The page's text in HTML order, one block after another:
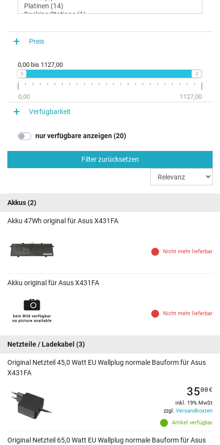
Preis
0,00 bis 1127,00
0,00 1127,00
Verfügbarkeit
nur verfügbare anzeigen (20)
Filter zurücksetzen
Akkus(2)
Akku 47Wh original für Asus X431FA
Nicht mehr lieferbar
Akku original für Asus X431FA
Nicht mehr lieferbar
Netzteile / Ladekabel (3)
Original Netzteil 45,0 Watt EU Wallplug normale Bauform für Asus
X431FA
Artikel verfügbar
3500€
inkl. 19% MwSt
zzgl. Versandkosten
Original Netzteil 65,0 Watt EU Wallplug normale Bauform für Asus